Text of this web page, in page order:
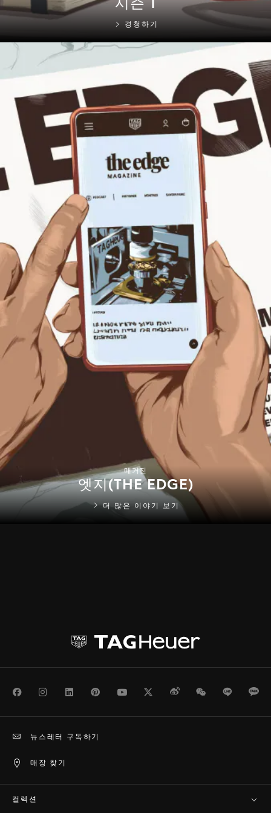
시즌 1
경청하기
매거진
엣지(THE EDGE)
더 많은 이야기 보기
FacebookInstagram
LinkedInPinterestYoutubeTwitterWeiboWeChatLine
매장 찾기
뉴스레터 구독하기
컬렉션